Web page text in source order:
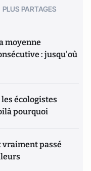
PLUS PARTAGES
moyenne
: jusqu'où
écologistes
pourquoi
vraiment passé